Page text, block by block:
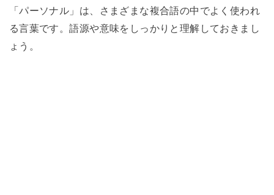
「パーソナル」は、さまざまな複合語の中でよく使われ
る言葉です。語源や意味をしっかりと理解しておきまし
ょう。